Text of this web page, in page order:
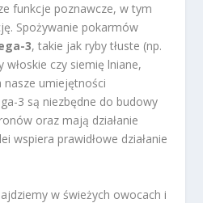
funkcje poznawcze, w tym
Spożywanie pokarmów
3, takie jak ryby tłuste (np.
włoskie czy siemię lniane,
nasze umiejętności
3 są niezbędne do budowy
oraz mają działanie
wspiera prawidłowe działanie
w świeżych owocach i